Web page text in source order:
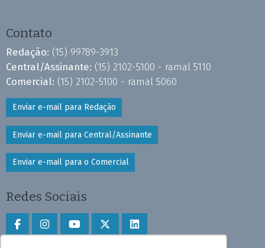
Contato
Redação: (15) 99789-3913
Central/Assinante: (15) 2102-5100 - ramal 5110
Comercial: (15) 2102-5100 - ramal 5060
Enviar e-mail para Redação
Enviar e-mail para Central/Assinante
Enviar e-mail para o Comercial
Redes Sociais